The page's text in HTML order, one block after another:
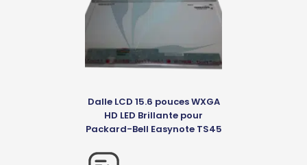
Dalle LCD 15.6 pouces WXGA
HD LED Brillante pour
Packard-Bell Easynote TS45